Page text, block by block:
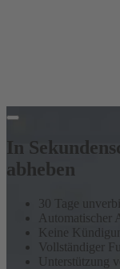
In
abheben
30 Tage
Automatischer
Keine
Vollständiger
Unterstützung